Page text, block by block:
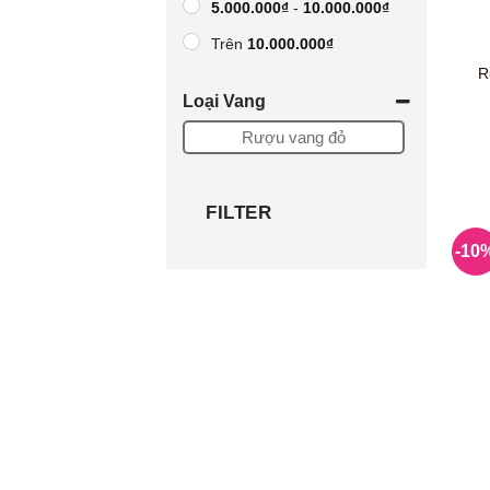
5.000.000₫ - 10.000.000₫
Trên 10.000.000₫
Loại Vang
Rượu vang đỏ
FILTER
-